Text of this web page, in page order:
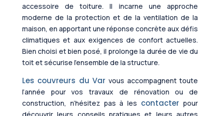
accessoire de toiture. Il incarne une approche
moderne de la protection et de la ventilation de la
maison, en apportant une réponse concrète aux défis
climatiques et aux exigences de confort actuelles.
Bien choisi et bien posé, il prolonge la durée de vie du
toit et sécurise l’ensemble de la structure.
Les couvreurs du Var vous accompagnent toute
l’année pour vos travaux de rénovation ou de
construction, n’hésitez pas à les contacter pour
découvrir leurs conseils pratiques et leurs autres